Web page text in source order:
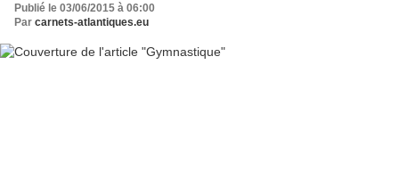
Publié le 03/06/2015 à 06:00
Par carnets-atlantiques.eu